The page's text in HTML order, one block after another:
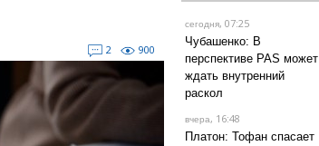
2 900
сегодня, 07:25
Чубашенко: В
перспективе PAS может
ждать внутренний
раскол
вчера, 16:48
Платон: Тофан спасает